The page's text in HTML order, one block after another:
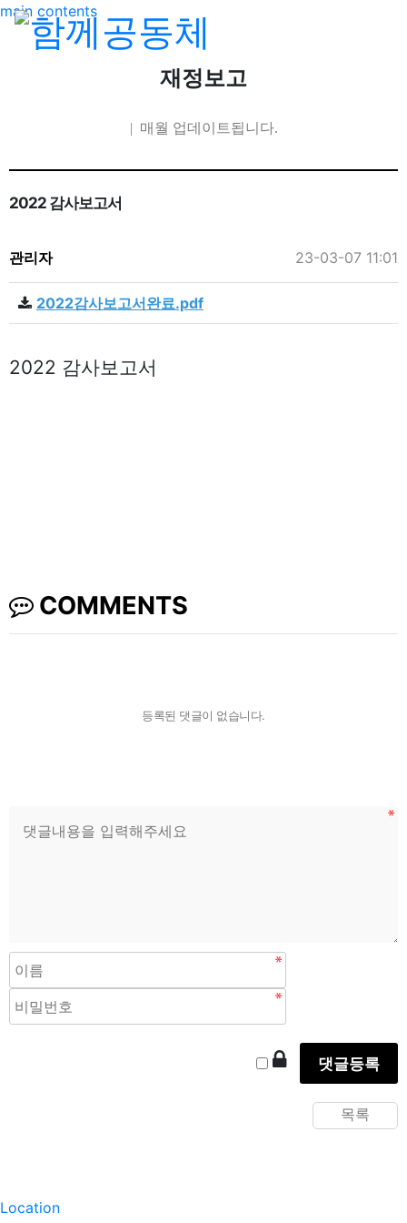
main contents
재정보고
| 매월 업데이트됩니다.
2022 감사보고서
관리자 23-03-07 11:01
2022감사보고서완료.pdf
2022 감사보고서
COMMENTS
등록된 댓글이 없습니다.
목록
Location